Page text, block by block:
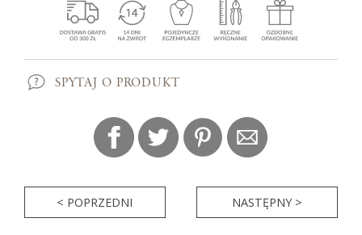
SPYTAJ O PRODUKT
< POPRZEDNI NASTĘPNY >